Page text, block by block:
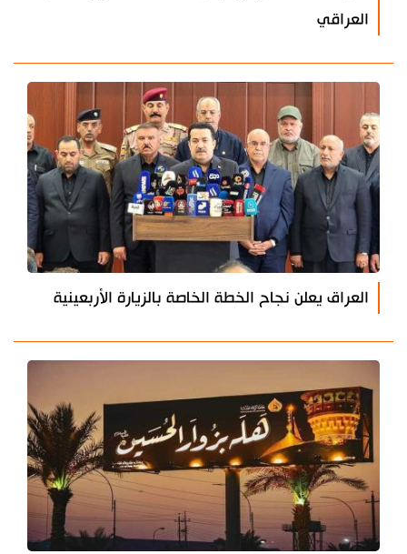
العراقي
العراق يعلن نجاح الخطة الخاصة بالزيارة الأربعينية